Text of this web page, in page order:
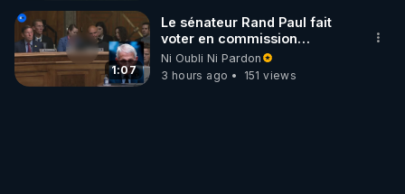
1:07
Le sénateur Rand Paul fait
voter en commission
l'outrage au Congrès contre
Anthony Fauci
Ni Oubli Ni Pardon
3 hours ago
151 views